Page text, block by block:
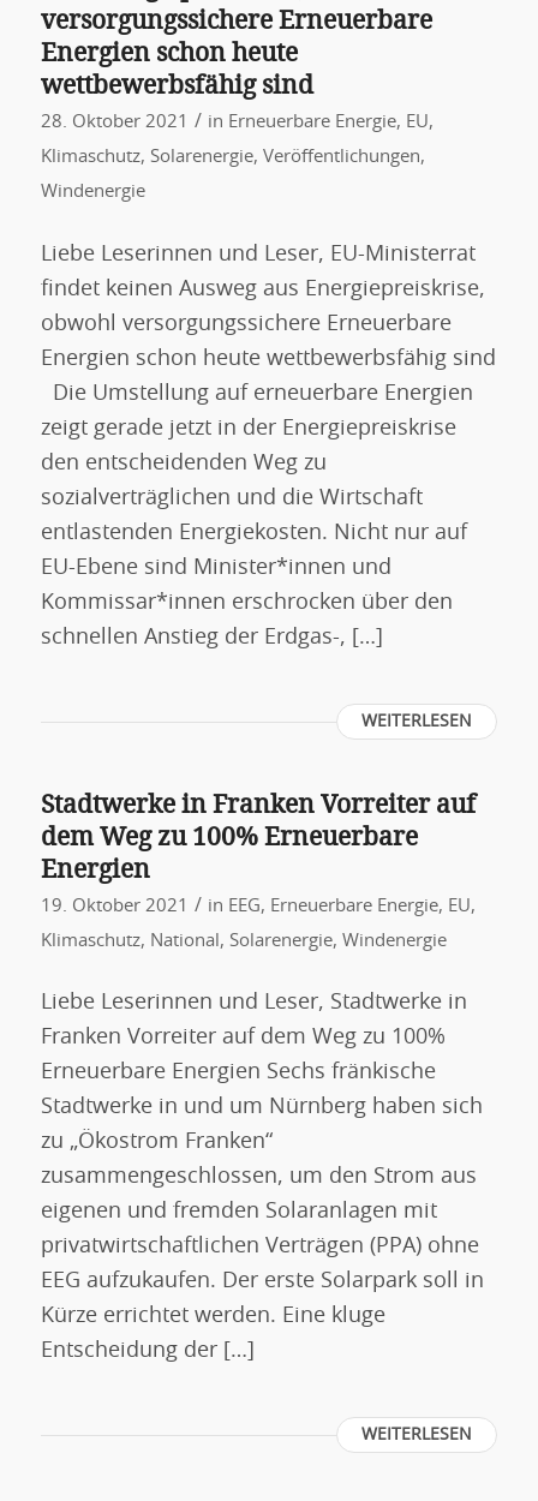
versorgungssichere Erneuerbare
Energien schon heute
wettbewerbsfähig sind
28. Oktober 2021 / in Erneuerbare Energie, EU,
Klimaschutz, Solarenergie, Veröffentlichungen,
Windenergie
Liebe Leserinnen und Leser, EU-Ministerrat
findet keinen Ausweg aus Energiepreiskrise,
obwohl versorgungssichere Erneuerbare
Energien schon heute wettbewerbsfähig sind
Die Umstellung auf erneuerbare Energien
zeigt gerade jetzt in der Energiepreiskrise
den entscheidenden Weg zu
sozialverträglichen und die Wirtschaft
entlastenden Energiekosten. Nicht nur auf
EU-Ebene sind Minister*innen und
Kommissar*innen erschrocken über den
schnellen Anstieg der Erdgas-, […]
WEITERLESEN
Stadtwerke in Franken Vorreiter auf
dem Weg zu 100% Erneuerbare
Energien
19. Oktober 2021 / in EEG, Erneuerbare Energie, EU,
Klimaschutz, National , Solarenergie, Windenergie
Liebe Leserinnen und Leser, Stadtwerke in
Franken Vorreiter auf dem Weg zu 100%
Erneuerbare Energien Sechs fränkische
Stadtwerke in und um Nürnberg haben sich
zu „Ökostrom Franken“
zusammengeschlossen, um den Strom aus
eigenen und fremden Solaranlagen mit
privatwirtschaftlichen Verträgen (PPA) ohne
EEG aufzukaufen. Der erste Solarpark soll in
Kürze errichtet werden. Eine kluge
Entscheidung der […]
WEITERLESEN